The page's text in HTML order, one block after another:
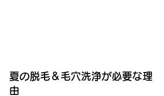
夏の脱毛＆毛穴洗浄が必要な理
由